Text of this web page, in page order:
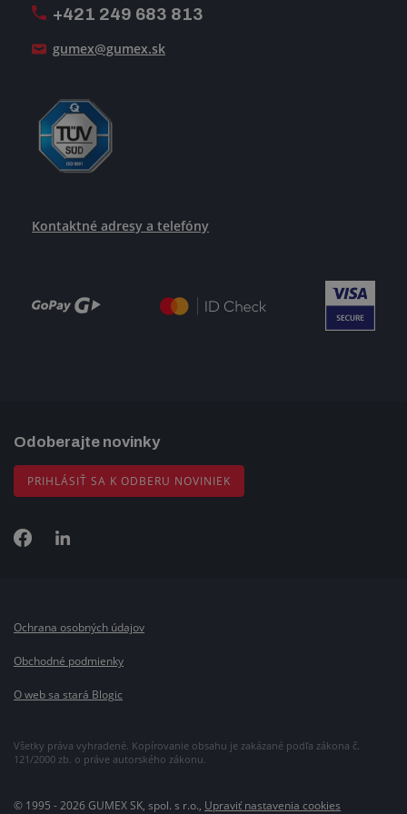
+421 249 683 813
gumex@gumex.sk
Kontaktné adresy a telefóny
Odoberajte novinky
PRIHLÁSIŤ SA K ODBERU NOVINIEK
Všetky práva vyhradené. Kopírovanie obsahu je zakázané podľa zákona č.
121/2000 zb. o práve autorského zákonu.
Ochrana osobných údajov
Obchodné podmienky
O web sa stará Blogic
© 1995 - 2026 GUMEX SK, spol. s r.o., Upraviť nastavenia cookies